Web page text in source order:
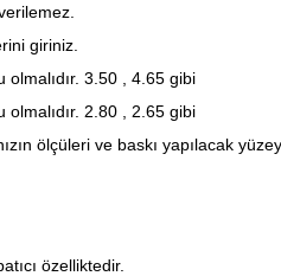
giriniz.
olmalıdır. 3.50 , 4.65 gibi
olmalıdır. 2.80 , 2.65 gibi
ölçüleri ve baskı yapılacak
özelliktedir.